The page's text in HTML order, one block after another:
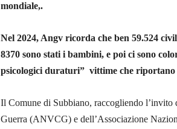
mondiale,.
Nel 2024, Angv ricorda che ben 59.524
8370 sono stati i bambini, e poi ci sono
psicologici duraturi” vittime che riportano
Il Comune di Subbiano, raccogliendo
Guerra (ANVCG) e dell’Associazione